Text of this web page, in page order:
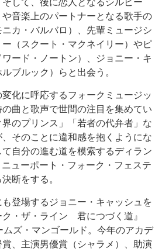
や音楽上のパートナーとなる歌手の
カ・バルバロ）、先輩ミュージシ
（スクート・マクネイリー）やピ
ード・ノートン）、ジョニー・キ
ブルック）らと出会う。
化に呼応するフォークミュージッ
曲と歌声で世間の注目を集めてい
のプリンス」「若者の代弁者」な
そのことに違和感を抱くようにな
自分の進む道を模索するディラン
ューポート・フォーク・フェステ
断をする。
登場するジョニー・キャッシュを
・ザ・ライン 君につづく道』
ムズ・マンゴールド。今年のアカデ
賞、主演男優賞（シャラメ）、助演